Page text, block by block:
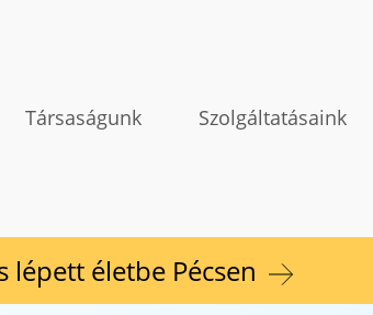
Társaságunk Szolgáltatásaink
életbe Pécsen